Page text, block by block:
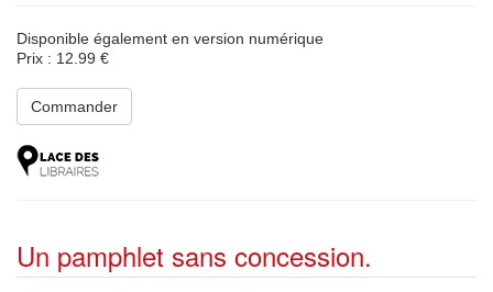
Disponible également en version numérique
Prix : 12.99 €
Commander
Un pamphlet sans concession.